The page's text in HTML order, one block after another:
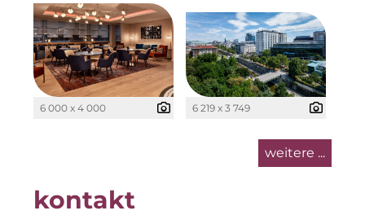
6 000 x 4 000 6 219 x 3 749
weitere ...
kontakt